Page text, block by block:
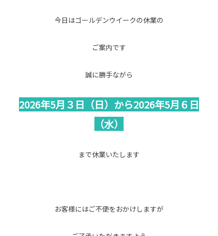
今日はゴールデンウイークの休業の
ご案内です
誠に勝手ながら
2026年5月３日（日）から2026年5月６日
（水）
まで休業いたします
お客様にはご不便をおかけしますが